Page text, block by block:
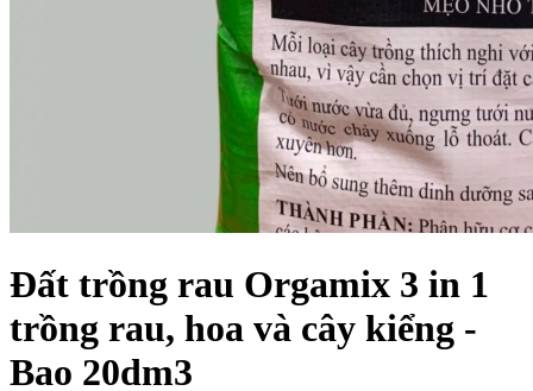
Đất trồng rau Orgamix 3 in 1
trồng rau, hoa và cây kiểng -
Bao 20dm3